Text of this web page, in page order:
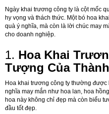
Ngày khai trương công ty là cột mốc
hy vọng và thách thức. Một bó hoa
quà ý nghĩa, mà còn là lời chúc may
cho doanh nghiệp.
1. Hoa Khai
Tượng Của
Hoa khai trương công ty thường
nghĩa may mắn như hoa lan, hoa
hoa này không chỉ đẹp mà còn biểu
đầu tốt đẹp.